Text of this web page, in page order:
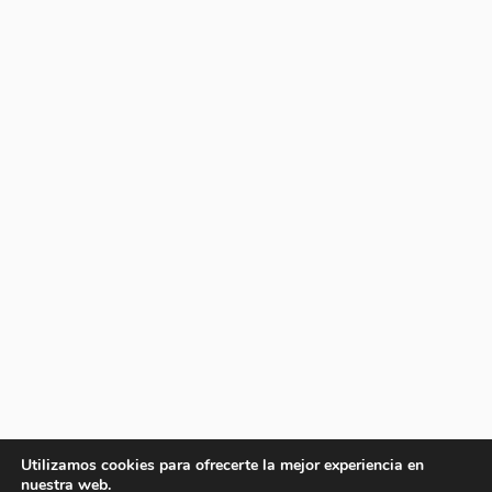
Utilizamos cookies para ofrecerte la mejor experiencia en
nuestra web.